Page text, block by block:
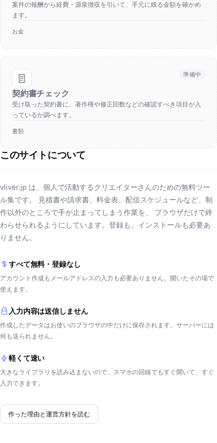
案件の報酬から経費・源泉徴収を引いて、手元に残る金額を確かめ
ます。
お金
準備中
契約書チェック
受け取った契約書に、著作権や修正回数などの確認すべき項目が入
っているか調べます。
書類
このサイトについて
vliver.jp は、個人で活動するクリエイターさんのための無料ツー
ル集です。 見積書や請求書、料金表、配信スケジュールなど、制
作以外のところで手が止まってしまう作業を、 ブラウザだけで終
わらせられるようにしています。登録も、インストールも必要あ
りません。
すべて無料・登録なし
アカウント作成もメールアドレスの入力も必要ありません。開いたその場で
使えます。
入力内容は送信しません
作成したデータはお使いのブラウザの中だけに保存されます。サーバーには
何も送られません。
軽くて速い
大きなライブラリを読み込まないので、スマホの回線でもすぐ開いて、すぐ
入力できます。
作った理由と運営方針を読む